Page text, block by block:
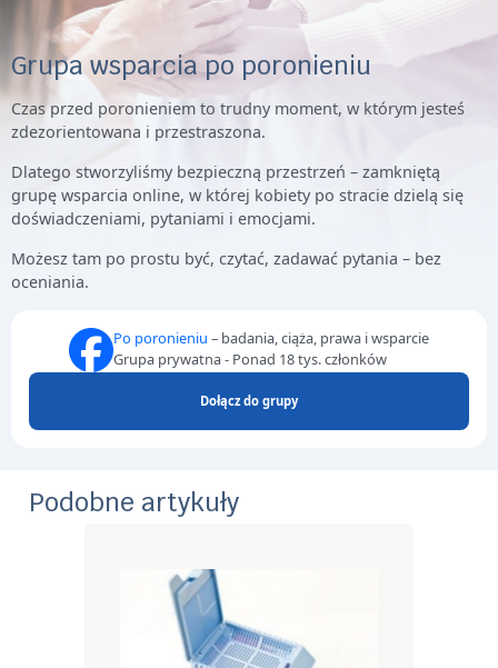
Grupa wsparcia po poronieniu
Czas przed poronieniem to trudny moment, w którym jesteś
zdezorientowana i przestraszona.
Dlatego stworzyliśmy bezpieczną przestrzeń – zamkniętą
grupę wsparcia online, w której kobiety po stracie dzielą się
doświadczeniami, pytaniami i emocjami.
Możesz tam po prostu być, czytać, zadawać pytania – bez
oceniania.
Po poronieniu – badania, ciąża, prawa i wsparcie
Grupa prywatna - Ponad 18 tys. członków
Dołącz do grupy
Podobne artykuły